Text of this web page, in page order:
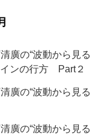
廣の“波動から見る
インの行方 Part２
廣の“波動から見る
廣の“波動から見る